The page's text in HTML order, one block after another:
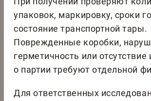
упаковок, маркировку, сроки
состояние транспортной тары.
Поврежденные коробки,
герметичность или
о партии требуют отдельной
Для ответственных